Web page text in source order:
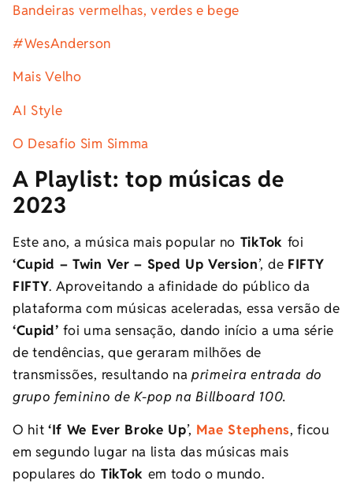
Bandeiras vermelhas, verdes e bege
#WesAnderson
Mais Velho
AI Style
O Desafio Sim Simma
A Playlist: top músicas de
2023
Este ano, a música mais popular no TikTok foi
‘Cupid – Twin Ver – Sped Up Version’, de FIFTY
FIFTY. Aproveitando a afinidade do público da
plataforma com músicas aceleradas, essa versão de
‘Cupid’foi uma sensação, dando início a uma série
de tendências, que geraram milhões de
transmissões, resultando na primeira entrada do
grupo feminino de K-pop na Billboard 100.
O hit‘If We Ever Broke Up’, Mae Stephens, ficou
em segundo lugar na lista das músicas mais
populares do TikTok em todo o mundo.